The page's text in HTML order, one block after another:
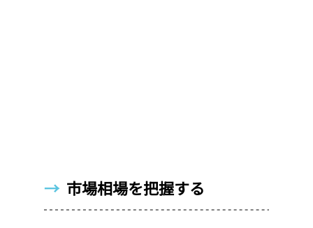
→ 市場相場を把握する